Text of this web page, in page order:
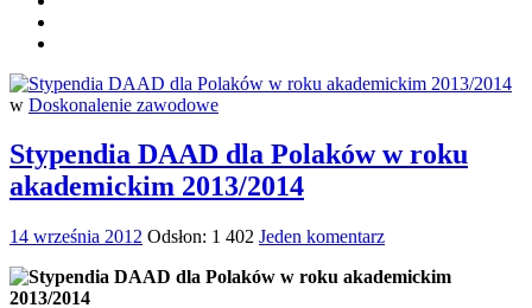
w Doskonalenie zawodowe
Stypendia DAAD dla Polaków w roku
akademickim 2013/2014
14 września 2012 Odsłon: 1 402 Jeden komentarz